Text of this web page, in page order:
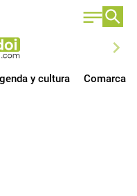
chevron_right
y cultura Comarca